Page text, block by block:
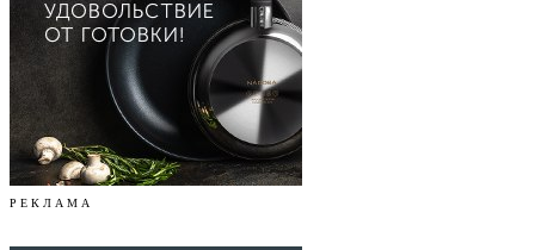
Р Е К Л А М А